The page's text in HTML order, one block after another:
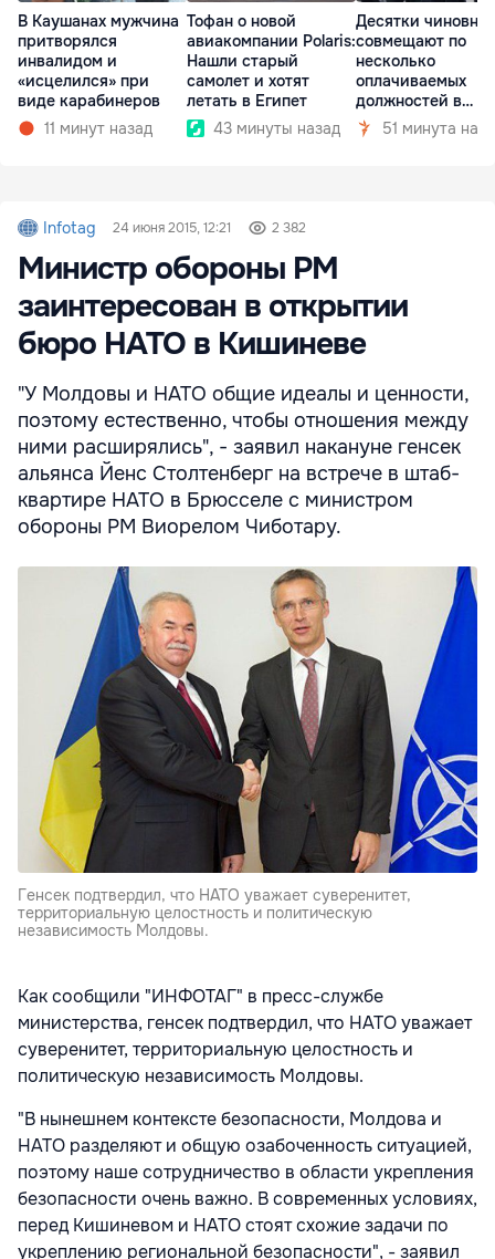
В Каушанах мужчина
притворялся
инвалидом и
«исцелился» при
виде карабинеров
11 минут назад
Тофан о новой
авиакомпании Polaris:
Нашли старый
самолет и хотят
летать в Египет
43 минуты назад
Десятки
совмещают по
несколько
оплачиваемых
должностей в
госкомпаниях
51 минута
Infotag 24 июня 2015, 12:21 2 382
Министр обороны РМ
заинтересован в открытии
бюро НАТО в Кишиневе
"У Молдовы и НАТО общие идеалы и ценности,
поэтому естественно, чтобы отношения между
ними расширялись", - заявил накануне генсек
альянса Йенс Столтенберг на встрече в штаб-
квартире НАТО в Брюсселе с министром
обороны РМ Виорелом Чиботару.
Генсек подтвердил, что НАТО уважает суверенитет,
территориальную целостность и политическую
независимость Молдовы.
Как сообщили "ИНФОТАГ" в пресс-службе
министерства, генсек подтвердил, что НАТО уважает
суверенитет, территориальную целостность и
политическую независимость Молдовы.
"В нынешнем контексте безопасности, Молдова и
НАТО разделяют и общую озабоченность ситуацией,
поэтому наше сотрудничество в области укрепления
безопасности очень важно. В современных условиях,
перед Кишиневом и НАТО стоят схожие задачи по
укреплению региональной безопасности", - заявил